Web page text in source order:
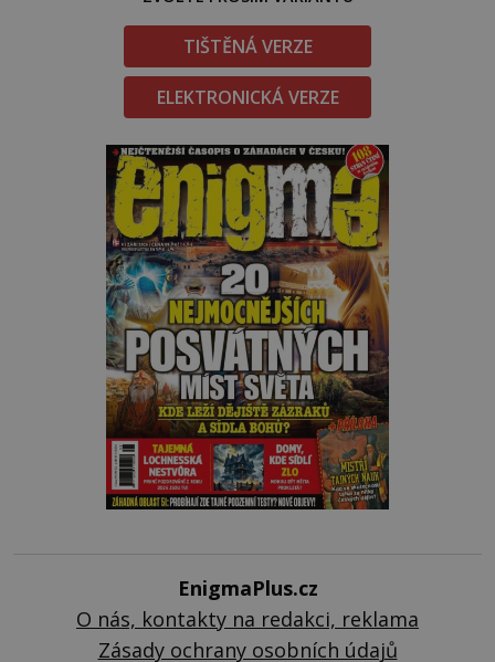
TIŠTĚNÁ VERZE
ELEKTRONICKÁ VERZE
EnigmaPlus.cz
O nás, kontakty na redakci, reklama
Zásady ochrany osobních údajů